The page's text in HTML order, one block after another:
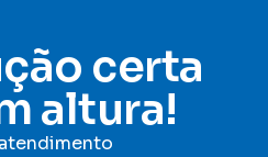
certa
altura!